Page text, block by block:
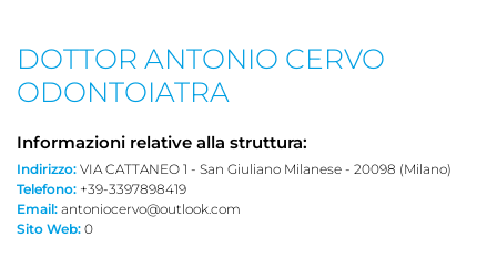
DOTTOR ANTONIO CERVO
ODONTOIATRA
Informazioni relative alla struttura:
Indirizzo: VIA CATTANEO 1 - San Giuliano Milanese - 20098 (Milano)
Telefono: +39-3397898419
Email: antoniocervo@outlook.com
Sito Web: 0